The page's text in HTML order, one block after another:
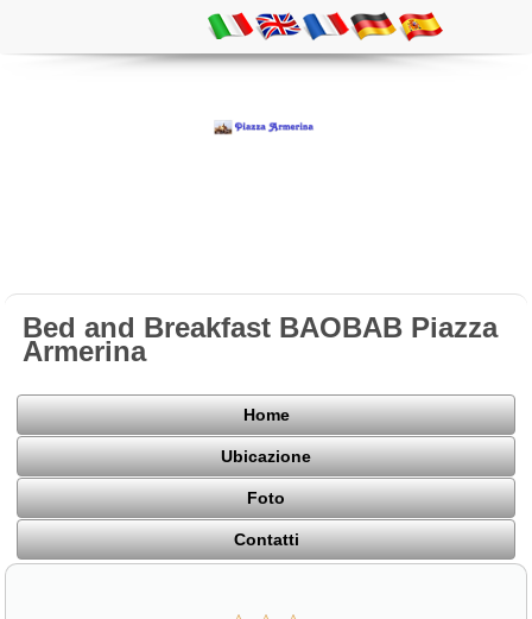
Bed and Breakfast BAOBAB Piazza
Armerina
Home
Ubicazione
Foto
Contatti